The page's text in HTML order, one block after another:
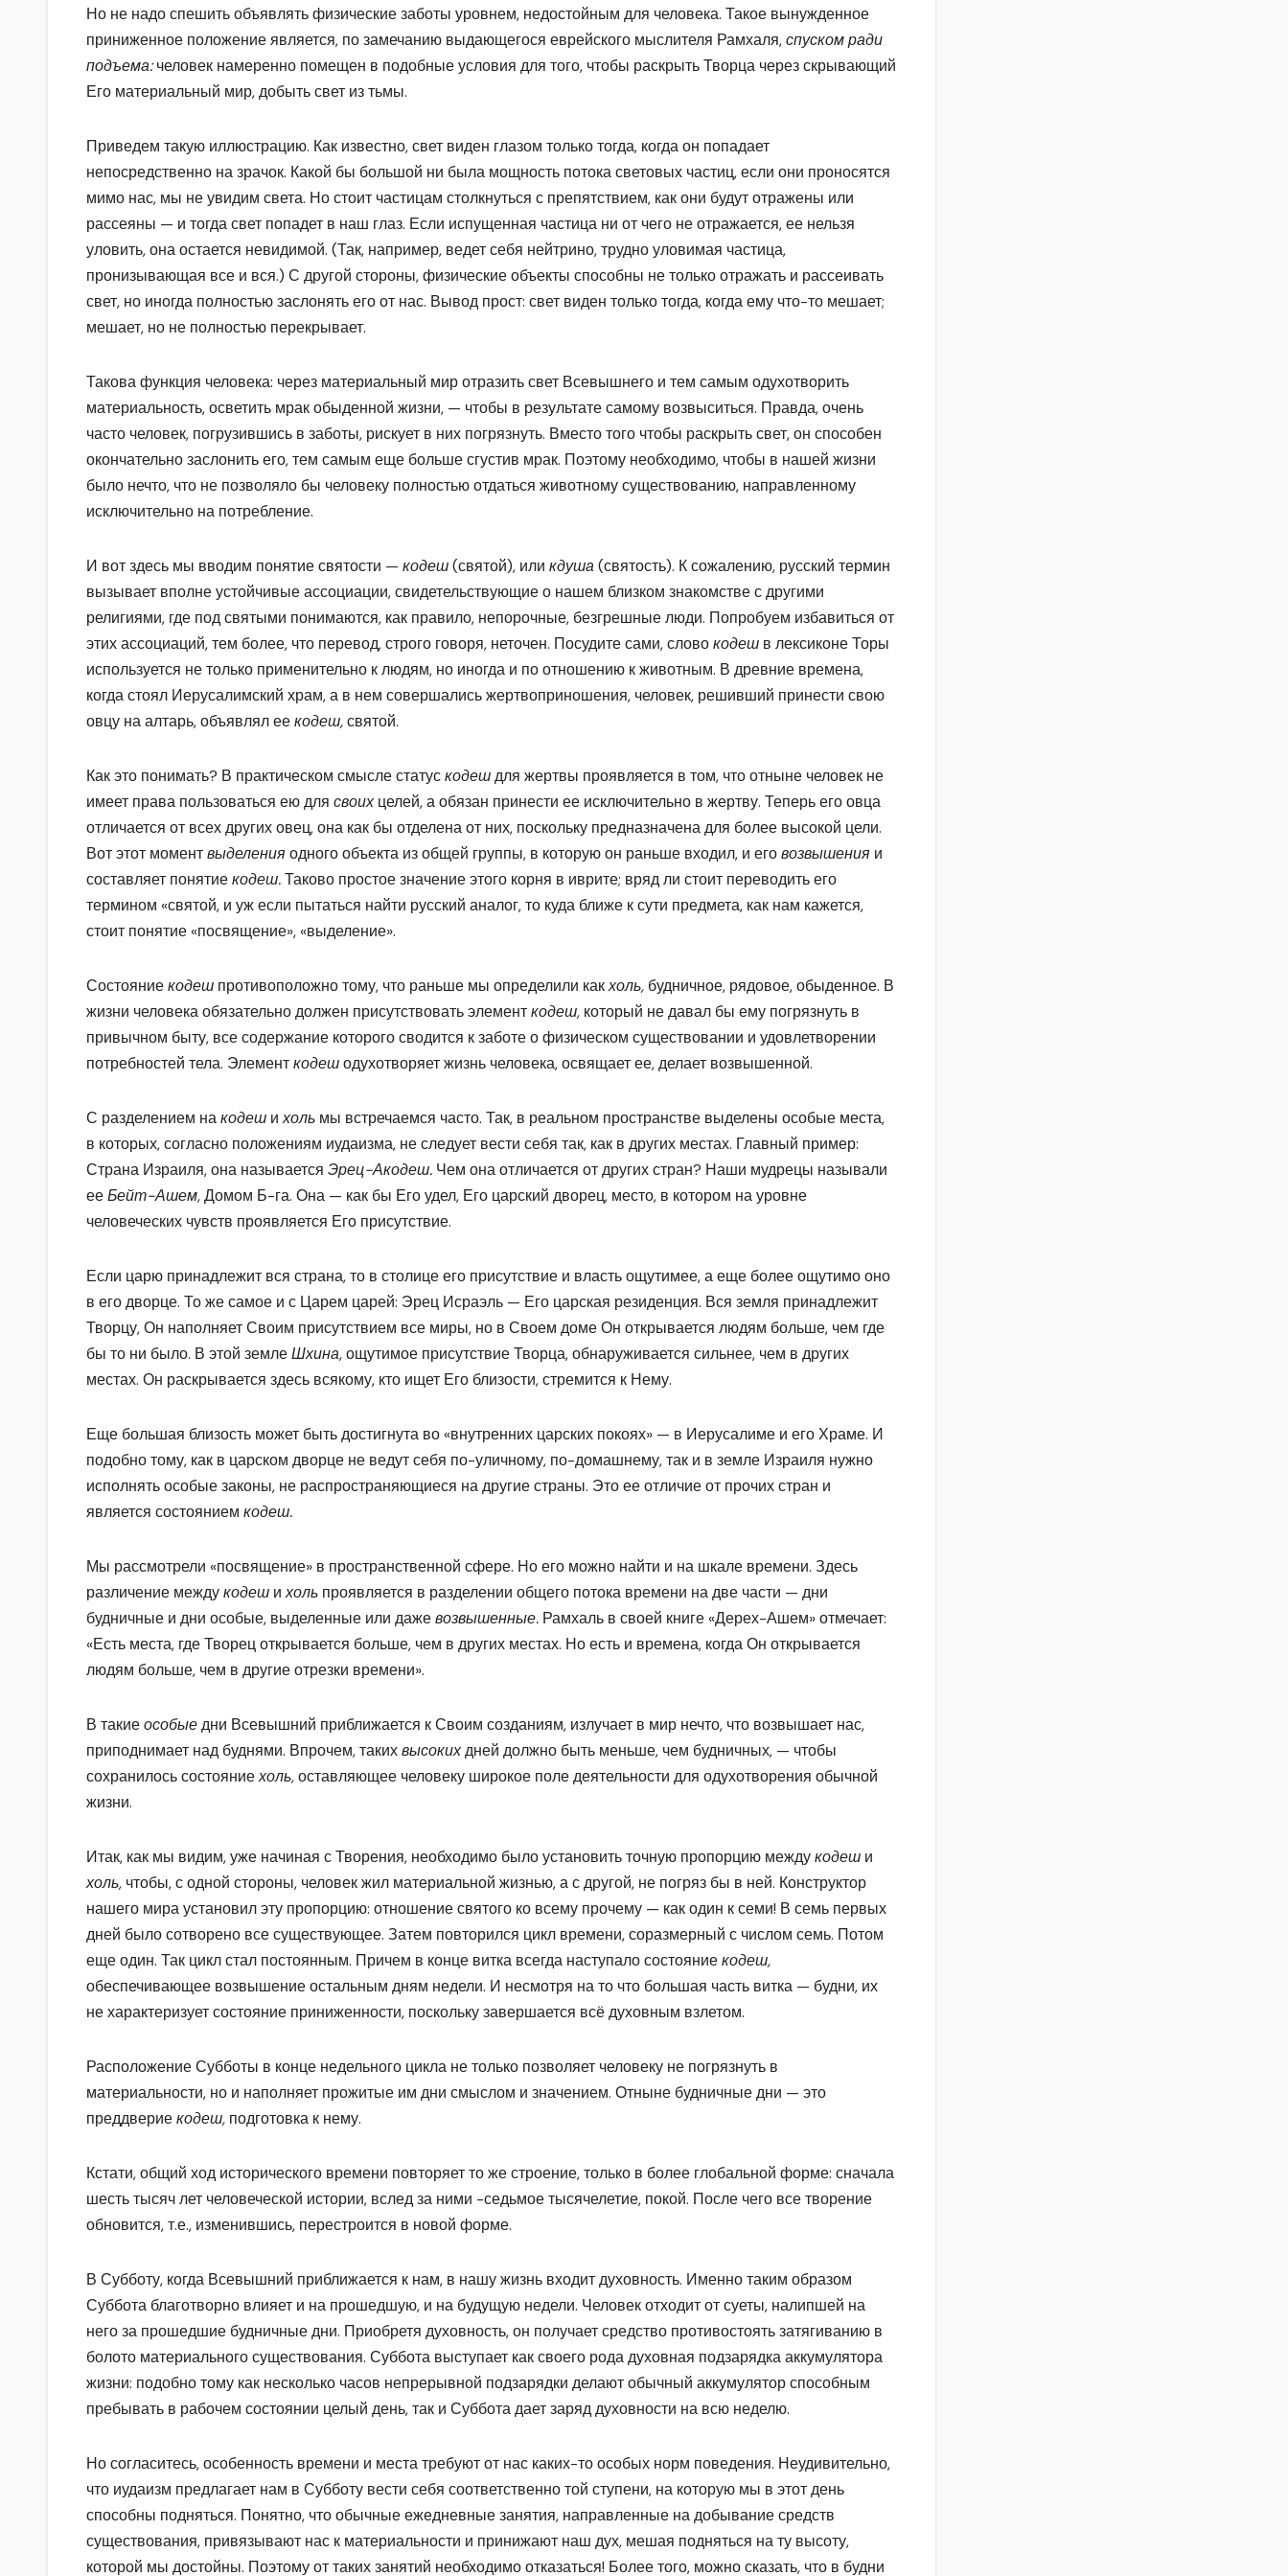
Но не надо спешить объявлять физические заботы уровнем, недостойным для человека. Такое вынужденное
приниженное положение является, по замечанию выдающегося еврейского мыслителя Рамхаля,спуском ради
подъема:человек намеренно помещен в подобные условия для того, чтобы раскрыть Творца через скрывающий
Его материальный мир, добыть свет из тьмы.
Приведем такую иллюстрацию. Как известно, свет виден глазом только тогда, когда он попадает
непосредственно на зрачок. Какой бы большой ни была мощность потока световых частиц, если они проносятся
мимо нас, мы не увидим света. Но стоит частицам столкнуться с препятствием, как они будут отражены или
рассеяны — и тогда свет попадет в наш глаз. Если испущенная частица ни от чего не отражается, ее нельзя
уловить, она остается невидимой. (Так, например, ведет себя нейтрино, трудно уловимая частица,
пронизывающая все и вся.) С другой стороны, физические объекты способны не только отражать и рассеивать
свет, но иногда полностью заслонять его от нас. Вывод прост: свет виден только тогда, когда ему что-то мешает;
мешает, но не полностью перекрывает.
Такова функция человека: через материальный мир отразить свет Всевышнего и тем самым одухотворить
материальность, осветить мрак обыденной жизни, — чтобы в результате самому возвыситься. Правда, очень
часто человек, погрузившись в заботы, рискует в них погрязнуть. Вместо того чтобы раскрыть свет, он способен
окончательно заслонить его, тем самым еще больше сгустив мрак. Поэтому необходимо, чтобы в нашей жизни
было нечто, что не позволяло бы человеку полностью отдаться животному существованию, направленному
исключительно на потребление.
И вот здесь мы вводим понятие святости — кодеш(святой), или кдуша(святость). К сожалению, русский термин
вызывает вполне устойчивые ассоциации, свидетельствующие о нашем близком знакомстве с другими
религиями, где под святыми понимаются, как правило, непорочные, безгрешные люди. Попробуем избавиться от
этих ассоциаций, тем более, что перевод, строго говоря, неточен. Посудите сами, словокодеш в лексиконе Торы
используется не только применительно к людям, но иногда и по отношению к животным. В древние времена,
когда стоял Иерусалимский храм, а в нем совершались жертвоприношения, человек, решивший принести свою
овцу на алтарь, объявлял еекодеш,святой.
Как это понимать? В практическом смысле статускодешдля жертвы проявляется в том, что отныне человек не
имеет права пользоваться ею для своихцелей, а обязан принести ее исключительно в жертву. Теперь его овца
отличается от всех других овец, она как бы отделена от них, поскольку предназначена для более высокой цели.
Вот этот моментвыделенияодного объекта из общей группы, в которую он раньше входил, и еговозвышения и
составляет понятиекодеш.Таково простое значение этого корня в иврите; вряд ли стоит переводить его
термином «святой, и уж если пытаться найти русский аналог, то куда ближе к сути предмета, как нам кажется,
стоит понятие «посвящение», «выделение».
Состояниекодеш противоположно тому, что раньше мы определили какхоль, будничное, рядовое, обыденное. В
жизни человека обязательно должен присутствовать элементкодеш, который не давал бы ему погрязнуть в
привычном быту, все содержание которого сводится к заботе о физическом существовании и удовлетворении
потребностей тела. Элементкодешодухотворяет жизнь человека, освящает ее, делает возвышенной.
С разделением накодеш ихоль мы встречаемся часто. Так, в реальном пространстве выделены особые места,
в которых, согласно положениям иудаизма, не следует вести себя так, как в других местах. Главный пример:
Страна Израиля, она называется Эрец-Акодеш. Чем она отличается от других стран? Наши мудрецы называли
ееБейт-Ашем,Домом Б-га. Она — как бы Его удел, Его царский дворец, место, в котором на уровне
человеческих чувств проявляется Его присутствие.
Если царю принадлежит вся страна, то в столице его присутствие и власть ощутимее, а еще более ощутимо оно
в его дворце. То же самое и с Царем царей: Эрец Исраэль — Его царская резиденция. Вся земля принадлежит
Творцу, Он наполняет Своим присутствием все миры, но в Своем доме Он открывается людям больше, чем где
бы то ни было. В этой землеШхина,ощутимое присутствие Творца, обнаруживается сильнее, чем в других
местах. Он раскрывается здесь всякому, кто ищет Его близости, стремится к Нему.
Еще большая близость может быть достигнута во «внутренних царских покоях» — в Иерусалиме и его Храме. И
подобно тому, как в царском дворце не ведут себя по-уличному, по-домашнему, так и в земле Израиля нужно
исполнять особые законы, не распространяющиеся на другие страны. Это ее отличие от прочих стран и
является состоянием кодеш.
Мы рассмотрели «посвящение» в пространственной сфере. Но его можно найти и на шкале времени. Здесь
различение междукодеш ихоль проявляется в разделении общего потока времени на две части — дни
будничные и дни особые, выделенные или дажевозвышенные. Рамхаль в своей книге «Дерех-Ашем» отмечает:
«Есть места, где Творец открывается больше, чем в других местах. Но есть и времена, когда Он открывается
людям больше, чем в другие отрезки времени».
В такиеособыедни Всевышний приближается к Своим созданиям, излучает в мир нечто, что возвышает нас,
приподнимает над буднями. Впрочем, такихвысокихдней должно быть меньше, чем будничных, — чтобы
сохранилось состояниехоль,оставляющее человеку широкое поле деятельности для одухотворения обычной
жизни.
Итак, как мы видим, уже начиная с Творения, необходимо было установить точную пропорцию междукодеш и
холь, чтобы, с одной стороны, человек жил материальной жизнью, а с другой, не погряз бы в ней. Конструктор
нашего мира установил эту пропорцию: отношение святого ко всему прочему — как один к семи! В семь первых
дней было сотворено все существующее. Затем повторился цикл времени, соразмерный с числом семь. Потом
еще один. Так цикл стал постоянным. Причем в конце витка всегда наступало состояниекодеш,
обеспечивающее возвышение остальным дням недели. И несмотря на то что большая часть витка — будни, их
не характеризует состояние приниженности, поскольку завершается всё духовным взлетом.
Расположение Субботы в конце недельного цикла не только позволяет человеку не погрязнуть в
материальности, но и наполняет прожитые им дни смыслом и значением. Отныне будничные дни — это
преддвериекодеш, подготовка к нему.
Кстати, общий ход исторического времени повторяет то же строение, только в более глобальной форме: сначала
шесть тысяч лет человеческой истории, вслед за ними -седьмое тысячелетие, покой. После чего все творение
обновится, т.е., изменившись, перестроится в новой форме.
В Субботу, когда Всевышний приближается к нам, в нашу жизнь входит духовность. Именно таким образом
Суббота благотворно влияет и на прошедшую, и на будущую недели. Человек отходит от суеты, налипшей на
него за прошедшие будничные дни. Приобретя духовность, он получает средство противостоять затягиванию в
болото материального существования. Суббота выступает как своего рода духовная подзарядка аккумулятора
жизни: подобно тому как несколько часов непрерывной подзарядки делают обычный аккумулятор способным
пребывать в рабочем состоянии целый день, так и Суббота дает заряд духовности на всю неделю.
Но согласитесь, особенность времени и места требуют от нас каких-то особых норм поведения. Неудивительно,
что иудаизм предлагает нам в Субботу вести себя соответственно той ступени, на которую мы в этот день
способны подняться. Понятно, что обычные ежедневные занятия, направленные на добывание средств
существования, привязывают нас к материальности и принижают наш дух, мешая подняться на ту высоту,
которой мы достойны. Поэтому от таких занятий необходимо отказаться! Более того, можно сказать, что в будни